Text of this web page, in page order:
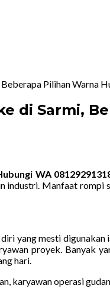
Pilihan Warna
di Sarmi,
WA
Manfaat rompi
yang mesti
proyek. Banyak
hari.
karyawan operasi